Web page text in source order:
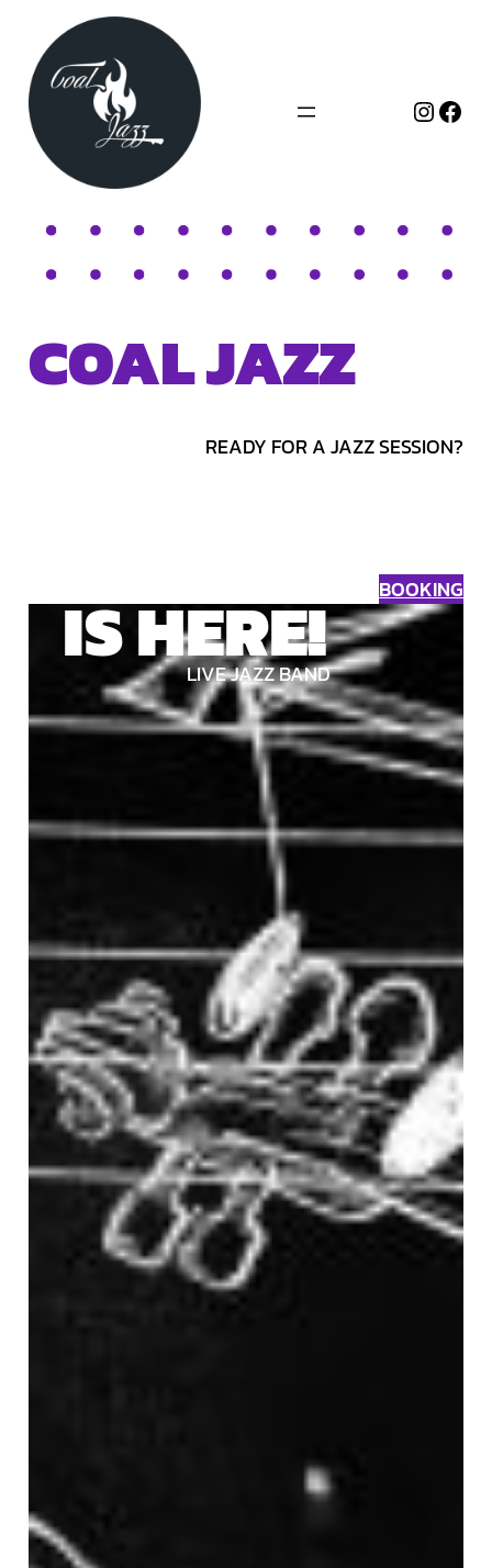
Inhalt
springen
COAL JAZZ
READY FOR A JAZZ SESSION?
BOOKING
IS HERE!
LIVE JAZZ BAND